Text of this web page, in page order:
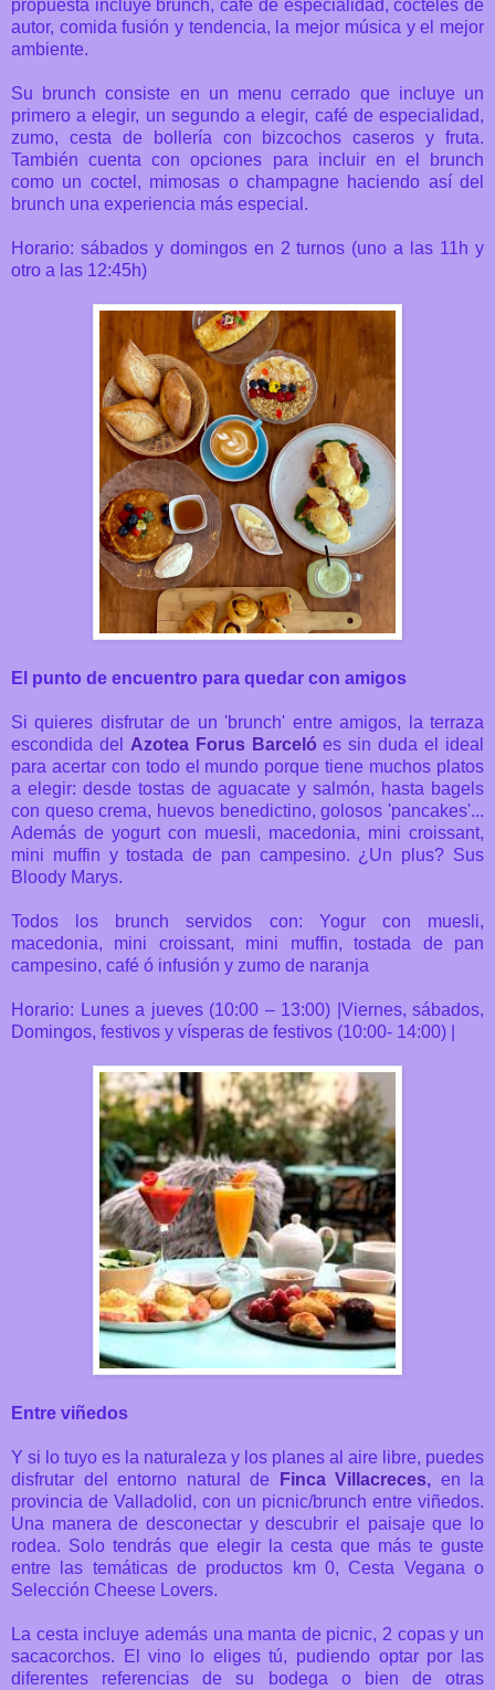
propuesta incluye brunch, café de especialidad, cócteles de
autor, comida fusión y tendencia, la mejor música y el mejor
ambiente.
Su brunch consiste en un menu cerrado que incluye un
primero a elegir, un segundo a elegir, café de especialidad,
zumo, cesta de bollería con bizcochos caseros y fruta.
También cuenta con opciones para incluir en el brunch
como un coctel, mimosas o champagne haciendo así del
brunch una experiencia más especial.
Horario: sábados y domingos en 2 turnos (uno a las 11h y
otro a las 12:45h)
El punto de encuentro para quedar con amigos
Si quieres disfrutar de un 'brunch' entre amigos,
la terraza
escondida del Azotea Forus Barceló es sin duda el ideal
para acertar con todo el mundo porque tiene muchos platos
a elegir: desde tostas de aguacate y salmón, hasta bagels
con queso crema, huevos benedictino, golosos 'pancakes'...
Además de yogurt con muesli, macedonia, mini croissant,
mini muffin y tostada de pan campesino. ¿Un plus? Sus
Bloody Marys.
Todos los brunch servidos con: Yogur con muesli,
macedonia, mini croissant, mini muffin, tostada de pan
campesino, café ó infusión y zumo de naranja
Horario: Lunes a jueves (10:00 – 13:00) |Viernes, sábados,
Domingos, festivos y vísperas de festivos (10:00- 14:00) |
Entre viñedos
Y si lo tuyo es la naturaleza y los planes al aire libre, puedes
disfrutar del entorno natural de
Finca Villacreces, en la
provincia de Valladolid, con un picnic/brunch entre viñedos.
Una manera de desconectar y descubrir el paisaje que lo
rodea. Solo tendrás que elegir la cesta que más te guste
entre las temáticas de productos km 0, Cesta Vegana o
Selección Cheese Lovers.
La cesta incluye además una manta de picnic, 2 copas y un
sacacorchos. El vino lo eliges tú, pudiendo optar por las
diferentes referencias de su bodega o bien de otras